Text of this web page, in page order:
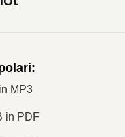
:
MP3
in PDF